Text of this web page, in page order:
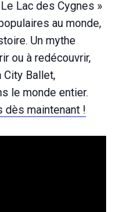
Lac des Cygnes »
au monde,
Un mythe
ou à redécouvrir,
City Ballet,
le monde entier.
dès maintenant !